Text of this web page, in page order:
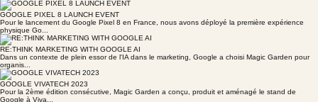
GOOGLE PIXEL 8 LAUNCH EVENT
Pour le lancement du Google Pixel 8 en France, nous avons déployé la première expérience
physique Go...
RE:THINK MARKETING WITH GOOGLE AI
Dans un contexte de plein essor de l'IA dans le marketing, Google a choisi Magic Garden pour
organis...
GOOGLE VIVATECH 2023
Pour la 2ème édition consécutive, Magic Garden a conçu, produit et aménagé le stand de
Google à Viva...